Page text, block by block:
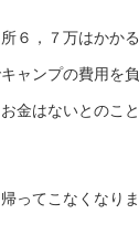
６，７万はかかる
ャンプの費用を
金はないとのこと
ってこなくなりま